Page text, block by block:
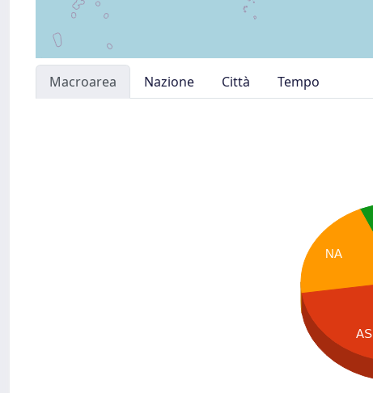
Macroarea Nazione Città
Tempo
NA
AS